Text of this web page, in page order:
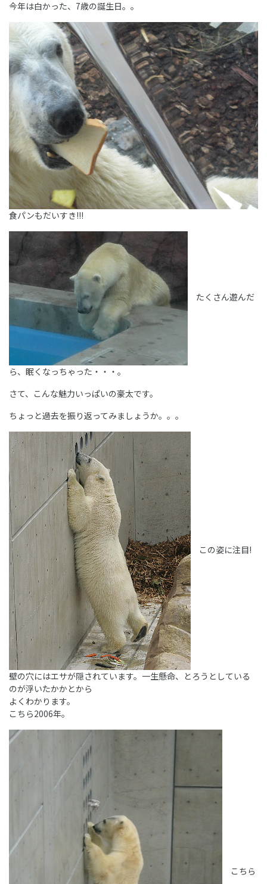
今年は白かった、7歳の誕生日。。
食パンもだいすき!!!
たくさん遊んだ
ら、眠くなっちゃった・・・。
さて、こんな魅力いっぱいの豪太です。
ちょっと過去を振り返ってみましょうか。。。
この姿に注目!
壁の穴にはエサが隠されています。一生懸命、とろうとしている
のが浮いたかかとから
よくわかります。
こちら2006年。
こちら